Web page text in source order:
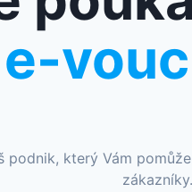
e-
podnik, který Vám
zákazníky.